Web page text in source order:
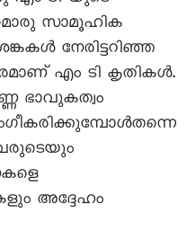
സാമൂഹിക
നേരിട്ടറിഞ്ഞ
എം ടി കൃതികൾ.
ഭാവുകത്വം
അദ്ദേഹം